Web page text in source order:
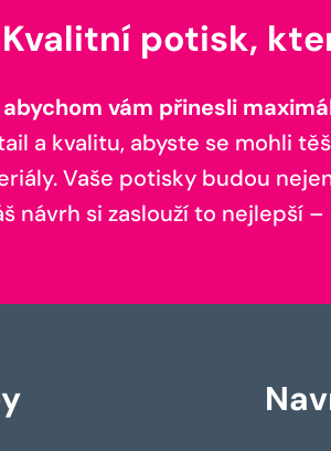
Kvalitní potisk,
vám přinesli
a kvalitu, abyste se mohli
Vaše potisky budou
návrh si zaslouží to nejlepší